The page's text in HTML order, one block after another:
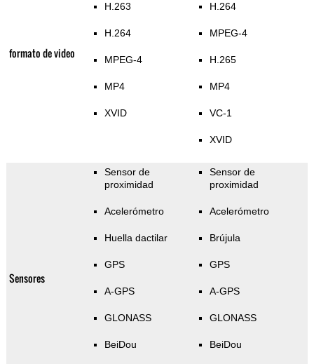
formato de video
H.263
H.264
MPEG-4
MP4
XVID
H.264
MPEG-4
H.265
MP4
VC-1
XVID
Sensores
Sensor de
proximidad
Acelerómetro
Huella dactilar
GPS
A-GPS
GLONASS
BeiDou
Sensor de
proximidad
Acelerómetro
Brújula
GPS
A-GPS
GLONASS
BeiDou